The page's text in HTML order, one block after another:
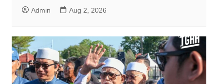
Admin Aug 2, 2026